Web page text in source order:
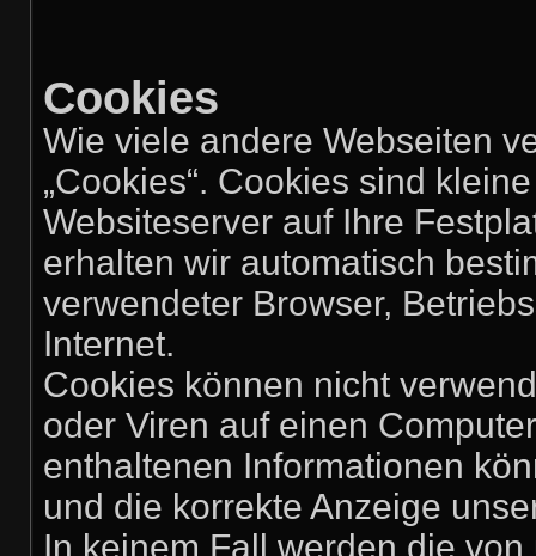
Cookies
Wie viele andere Webseiten
„Cookies“. Cookies sind
Websiteserver auf Ihre
erhalten wir automatisch
verwendeter Browser,
Internet.
Cookies können nicht
oder Viren auf einen
enthaltenen Informationen
und die korrekte Anzeige
In keinem Fall werden die